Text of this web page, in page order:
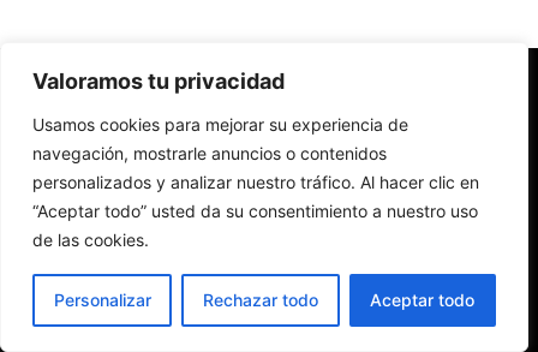
Valoramos tu privacidad
Usamos cookies para mejorar su experiencia de
navegación, mostrarle anuncios o contenidos
personalizados y analizar nuestro tráfico. Al hacer clic en
“Aceptar todo” usted da su consentimiento a nuestro uso
de las cookies.
Personalizar Rechazar todo Aceptar todo
Redes Cristianas
Una mirada alternativa sobre la Iglesia católica y la sociedad
- Colectivos de Redes Cristianas